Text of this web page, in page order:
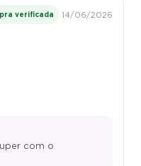
verificada 14/06/2026
com o